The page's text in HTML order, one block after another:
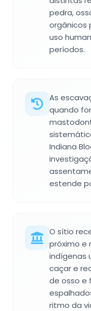
pedra,
orgânicos
uso
períodos.
As
quando
Indiana
estende
O sítio
próximo e
indígenas
caçar e
de osso e
ritmo da